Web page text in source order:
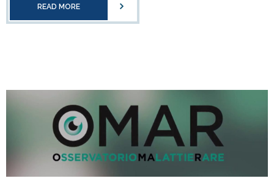
READ MORE